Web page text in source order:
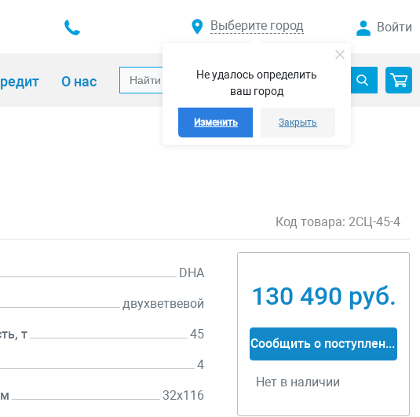
Не удалось определить
ваш город
Изменить Закрыть
Выберите город Войти
О нас
Код товара: 2СЦ-45-4
DHA
двухветвевой
т 45
4
32х116
130 490 руб.
Сообщить о поступлении
Нет в наличии